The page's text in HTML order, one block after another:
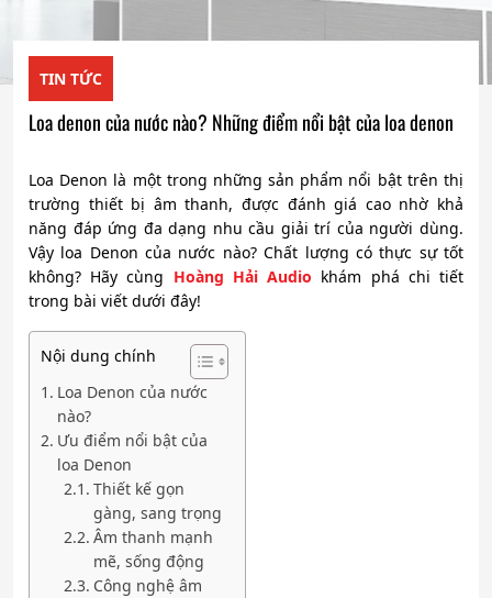
TIN TỨC
Loa denon của nước nào? Những điểm nổi bật của loa denon
Loa Denon là một trong những sản phẩm nổi bật trên thị
trường thiết bị âm thanh, được đánh giá cao nhờ khả
năng đáp ứng đa dạng nhu cầu giải trí của người dùng.
Vậy loa Denon của nước nào? Chất lượng có thực sự tốt
không? Hãy cùng Hoàng Hải Audio khám phá chi tiết
trong bài viết dưới đây!
Nội dung chính
Loa Denon của nước
nào?
Ưu điểm nổi bật của
loa Denon
Thiết kế gọn
gàng, sang trọng
Âm thanh mạnh
mẽ, sống động
Công nghệ âm